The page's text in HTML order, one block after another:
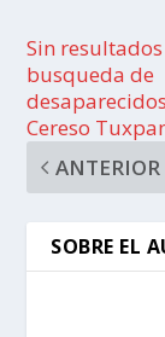
Sin resultados
busqueda de
Cereso
ANTERIOR
SOBRE EL